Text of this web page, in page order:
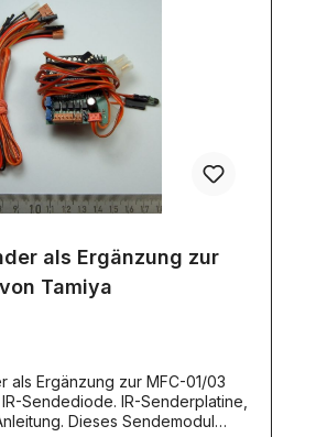
Bewertung von 5 von 5 Sternen
als Ergänzung zur
Tamiya
als Ergänzung zur MFC-01/03
Sendediode. IR-Senderplatine,
Sendemodul